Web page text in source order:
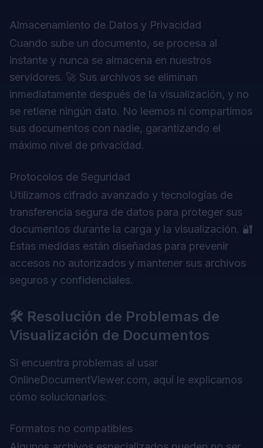
Almacenamiento de Datos y Privacidad
Cuando sube un documento, se procesa al
instante y nunca se almacena en nuestros
servidores. 🚀 Sus archivos se eliminan
inmediatamente después de la visualización, y no
se retiene ningún dato. No leemos ni compartimos
sus documentos con nadie, garantizando el
máximo nivel de privacidad.
Protocolos de Seguridad
Utilizamos cifrado avanzado y tecnologías de
transferencia segura de datos para proteger sus
documentos durante la carga y la visualización. 🔐
Estas medidas están diseñadas para prevenir
accesos no autorizados y mantener sus archivos
seguros y confidenciales.
🛠️ Resolución de Problemas de
Visualización de Documentos
Si encuentra problemas al usar
OnlineDocumentViewer.com, aquí le explicamos
cómo solucionarlos:
Formatos no compatibles